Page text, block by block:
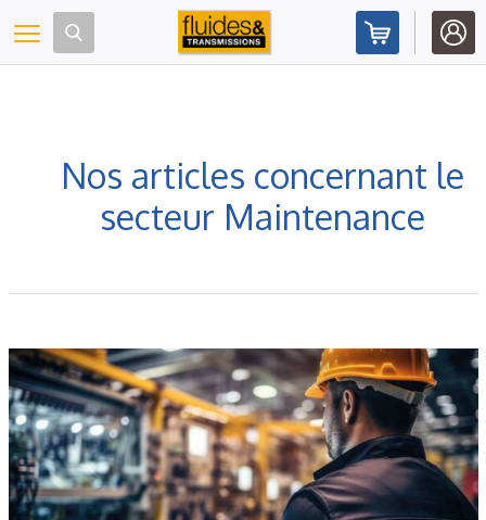
Toggle navigation
Nos articles concernant le
secteur Maintenance
Panneau de gestion des cookies